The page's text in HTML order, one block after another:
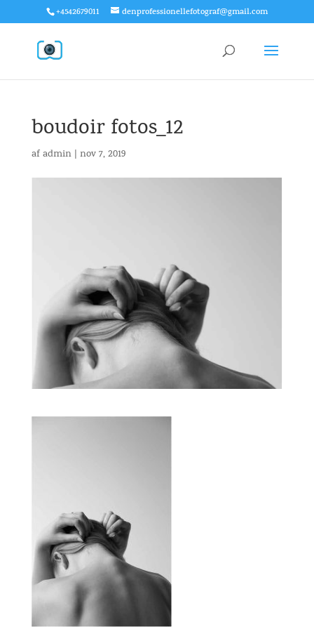
+4542679011 denprofessionellefotograf@gmail.com
boudoir fotos_12
afadmin| nov 7, 2019